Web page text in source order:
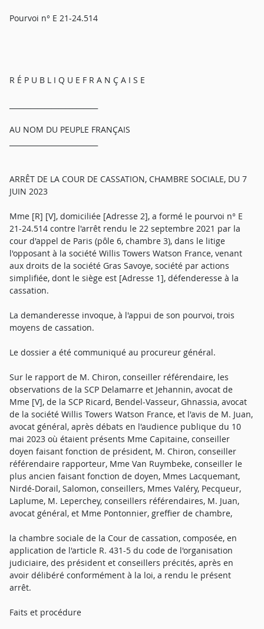
Pourvoi n° E 21-24.514
R É P U B L I Q U E F R A N Ç A I S E
AU NOM DU PEUPLE FRANÇAIS
ARRÊT DE LA COUR DE CASSATION, CHAMBRE SOCIALE, DU 7
JUIN 2023
Mme [R] [V], domiciliée [Adresse 2], a formé le pourvoi n° E
21-24.514 contre l'arrêt rendu le 22 septembre 2021 par la
cour d'appel de Paris (pôle 6, chambre 3), dans le litige
l'opposant à la société Willis Towers Watson France, venant
aux droits de la société Gras Savoye, société par actions
simplifiée, dont le siège est [Adresse 1], défenderesse à la
cassation.
La demanderesse invoque, à l'appui de son pourvoi, trois
moyens de cassation.
Le dossier a été communiqué au procureur général.
Sur le rapport de M. Chiron, conseiller référendaire, les
observations de la SCP Delamarre et Jehannin, avocat de
Mme [V], de la SCP Ricard, Bendel-Vasseur, Ghnassia, avocat
de la société Willis Towers Watson France, et l'avis de M. Juan,
avocat général, après débats en l'audience publique du 10
mai 2023 où étaient présents Mme Capitaine, conseiller
doyen faisant fonction de président, M. Chiron, conseiller
référendaire rapporteur, Mme Van Ruymbeke, conseiller le
plus ancien faisant fonction de doyen, Mmes Lacquemant,
Nirdé-Dorail, Salomon, conseillers, Mmes Valéry, Pecqueur,
Laplume, M. Leperchey, conseillers référendaires, M. Juan,
avocat général, et Mme Pontonnier, greffier de chambre,
la chambre sociale de la Cour de cassation, composée, en
application de l'article R. 431-5 du code de l'organisation
judiciaire, des président et conseillers précités, après en
avoir délibéré conformément à la loi, a rendu le présent
arrêt.
Faits et procédure